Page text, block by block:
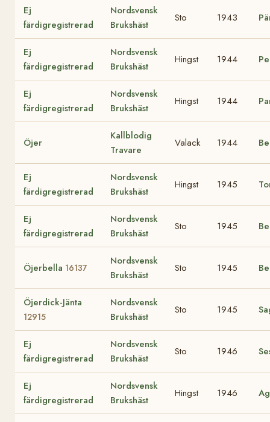
Ej
färdigregistrerad
Nordsvensk
Brukshäst
Sto 1943
Ej
färdigregistrerad
Nordsvensk
Brukshäst
Hingst 1944
Ej
färdigregistrerad
Nordsvensk
Brukshäst
Hingst 1944
Öjer
Kallblodig
Travare
Valack 1944
Ej
färdigregistrerad
Nordsvensk
Brukshäst
Hingst 1945
Ej
färdigregistrerad
Nordsvensk
Brukshäst
Sto 1945
Öjerbella 16137
Nordsvensk
Brukshäst
Sto 1945
Öjerdick-Jänta
12915
Nordsvensk
Brukshäst
Sto 1945
Ej
färdigregistrerad
Nordsvensk
Brukshäst
Sto 1946
Ej
färdigregistrerad
Nordsvensk
Brukshäst
Hingst 1946